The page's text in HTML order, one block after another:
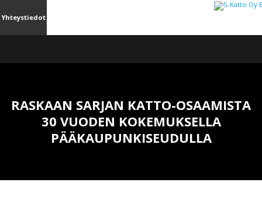
Yhteystiedot
RASKAAN SARJAN KATTO-OSAAMISTA
30 VUODEN KOKEMUKSELLA
PÄÄKAUPUNKISEUDULLA